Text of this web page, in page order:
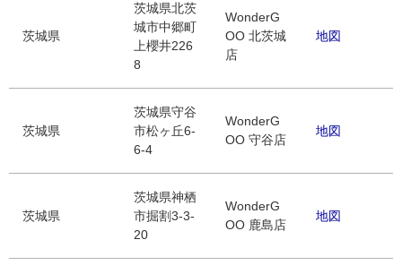
茨城県
茨城県北茨
城市中郷町
上櫻井226
8
WonderG
OO 北茨城
店
地図
茨城県
茨城県守谷
市松ヶ丘6-
6-4
WonderG
OO 守谷店
地図
茨城県
茨城県神栖
市掘割3-3-
20
WonderG
OO 鹿島店
地図